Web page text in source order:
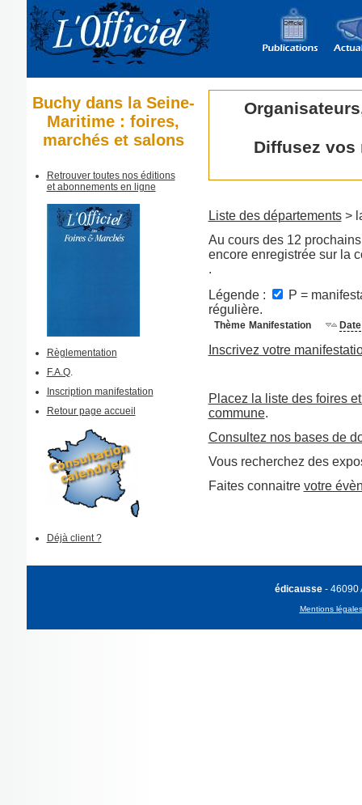
Buchy dans la Seine-
Maritime : foires,
marchés et salons
Retrouver toutes nos éditions
et abonnements en ligne
Règlementation
F.A.Q.
Inscription manifestation
Retour page accueil
Déjà client ?
Diffusez vos
Liste des départements>
Au cours des 12
encore enregistrée sur la
.
Légende :
P =
régulière.
Thème Manifestation Date
Inscrivez votre
Placez la liste des foires
commune.
Consultez nos bases de
Vous recherchez des
Faites connaitre votre
édicausse - 46090
Mentions légales